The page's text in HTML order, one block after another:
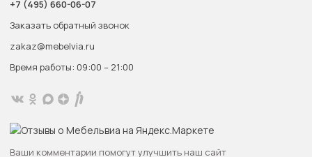
+7 (495) 660-06-07
Заказать обратный звонок
zakaz@mebelvia.ru
Время работы: 09:00 – 21:00
Ваши комментарии помогут улучшить наш сайт